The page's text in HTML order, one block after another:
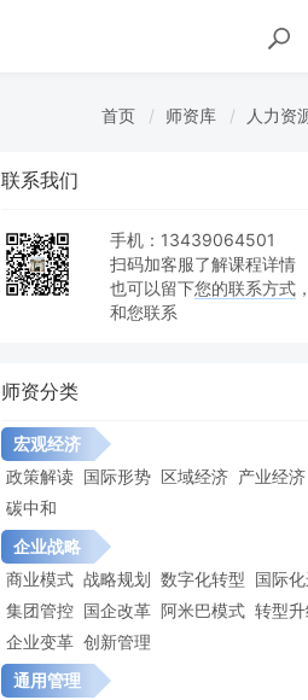
首页 师资库 人力资
TTT 培训管理 人才测评
联系我们
手机：13439064501
扫码加客服了解课程详情
也可以留下您的联系方式
和您联系
师资分类
宏观经济
政策解读 国际形势 区域经济 产业经济
碳中和
企业战略
商业模式 战略规划 数字化转型 国际
集团管控 国企改革 阿米巴模式 转型升
企业变革 创新管理
通用管理